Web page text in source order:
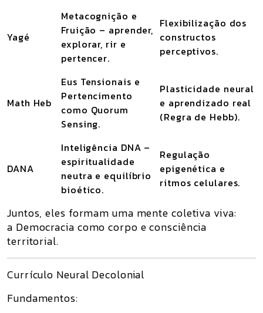
Yagé
Metacognição e
Fruição – aprender,
explorar, rir e
pertencer.
Flexibilização dos
constructos
perceptivos.
Math Heb
Eus Tensionais e
Pertencimento
como Quorum
Sensing.
Plasticidade neural
e aprendizado real
(Regra de Hebb).
DANA
Inteligência DNA –
espiritualidade
neutra e equilíbrio
bioético.
Regulação
epigenética e
ritmos celulares.
Juntos, eles formam uma mente coletiva viva:
a Democracia como corpo e consciência
territorial.
Currículo Neural Decolonial
Fundamentos: